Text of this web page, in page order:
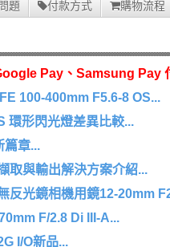
題 付款方式 購物流程
Pay、Samsung Pay
100-400mm F5.6-8 OS...
環形閃光燈差異比較...
篇章...
取與輸出解決方案介紹...
反光鏡相機用鏡12-20mm
F/2.8 Di III-A...
I/O新品...